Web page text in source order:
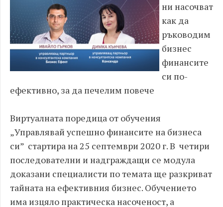
ни насочват
как да
ръководим
бизнес
финансите
си по-
ефективно, за да печелим повече
Виртуалната поредица от обучения
„Управлявай успешно финансите на бизнеса
си” стартира на 25 септември 2020 г. В четири
последователни и надграждащи се модула
доказани специалисти по темата ще разкриват
тайната на ефективния бизнес. Обучението
има изцяло практическа насоченост, а